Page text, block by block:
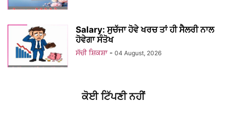
Salary: ਸੁਚੱਜਾ ਹੋਵੇ ਖਰਚ ਤਾਂ ਹੀ ਸੈਲਰੀ ਨਾਲ
ਹੋਵੇਗਾ ਸੰਤੋਖ
ਸੱਚੀ ਸ਼ਿਕਸ਼ਾ - 04 August, 2026
ਕੋਈ ਟਿੱਪਣੀ ਨਹੀਂ